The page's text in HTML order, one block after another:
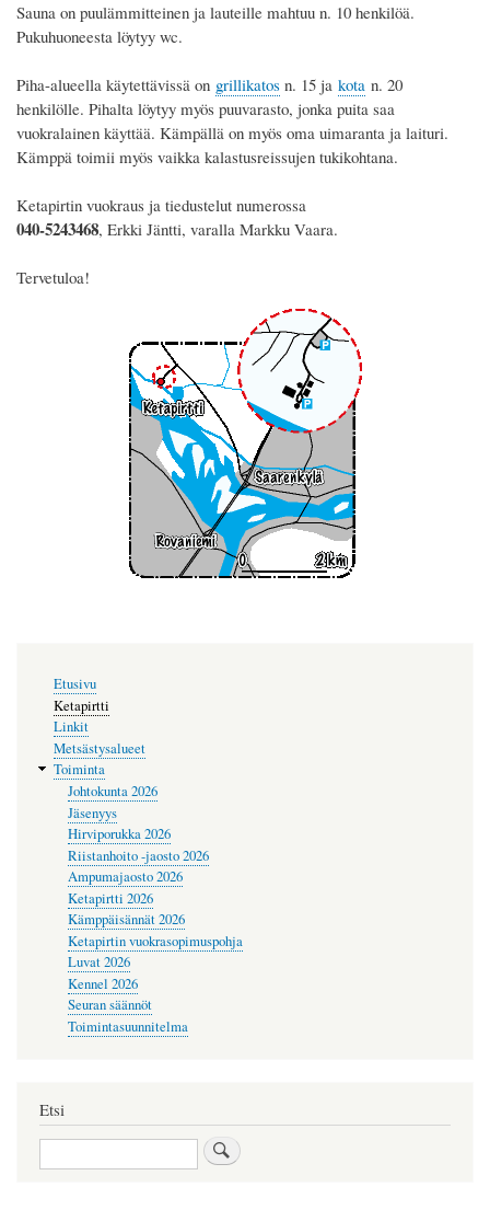
Sauna on puulämmitteinen ja lauteille mahtuu n. 10 henkilöä.
Pukuhuoneesta löytyy wc.
Piha-alueella käytettävissä on grillikatos n. 15 ja kota n. 20
henkilölle. Pihalta löytyy myös puuvarasto, jonka puita saa
vuokralainen käyttää. Kämpällä on myös oma uimaranta ja laituri.
Kämppä toimii myös vaikka kalastusreissujen tukikohtana.
Ketapirtin vuokraus ja tiedustelut numerossa
040-5243468, Erkki Jäntti, varalla Markku Vaara.
Tervetuloa!
Etusivu
Ketapirtti
Linkit
Metsästysalueet
Toiminta
Johtokunta 2026
Jäsenyys
Hirviporukka 2026
Riistanhoito -jaosto 2026
Ampumajaosto 2026
Ketapirtti 2026
Kämppäisännät 2026
Ketapirtin vuokrasopimuspohja
Luvat 2026
Kennel 2026
Seuran säännöt
Toimintasuunnitelma
Etsi
Etsi